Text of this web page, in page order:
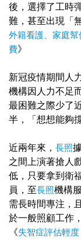
後，選擇了工時
難，甚至出現「
外籍看護、家庭
費》
新冠疫情期間人
機構因人力不足
最困難之際少了
半，「想想能夠
近兩年來， 長照
之間上演著搶人
低，只要拿到衛
員，至長照機構
需長時間專注，且
於一般照顧工作
《失智症評估輕